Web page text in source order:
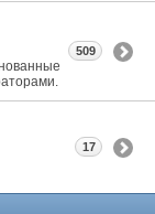
509
17